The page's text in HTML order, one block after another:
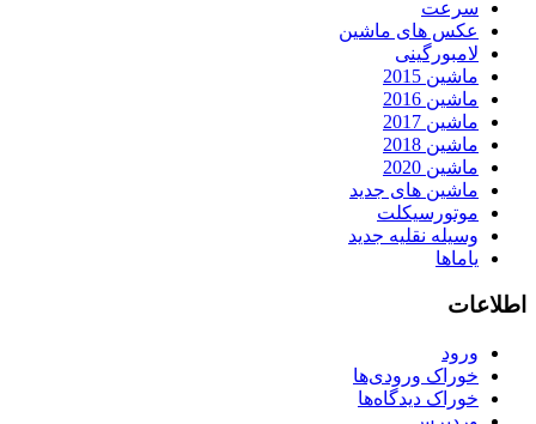
سرعت
عکس های ماشین
لامبورگینی
ماشین 2015
ماشین 2016
ماشین 2017
ماشین 2018
ماشین 2020
ماشین های جدید
موتورسیکلت
وسیله نقلیه جدید
یاماها
اطلاعات
ورود
خوراک ورودی‌ها
خوراک دیدگاه‌ها